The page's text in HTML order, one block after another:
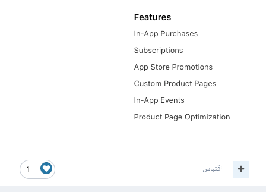
1 اقتباس